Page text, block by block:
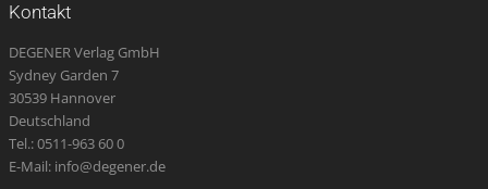
Kontakt
DEGENER Verlag GmbH
Sydney Garden 7
30539 Hannover
Deutschland
Tel.: 0511-963 60 0
E-Mail: info@degener.de